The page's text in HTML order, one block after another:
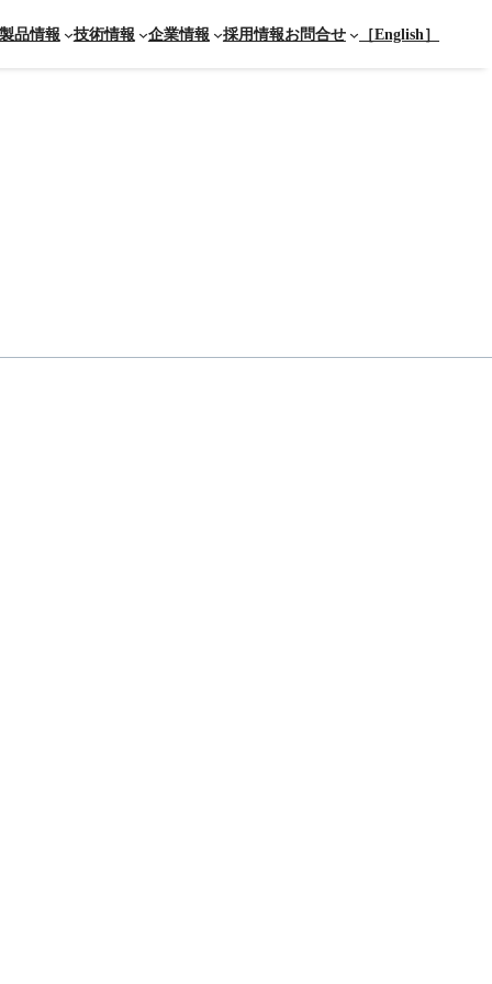
品情報 技術情報 企業情報 採用情報お問合せ ［English］